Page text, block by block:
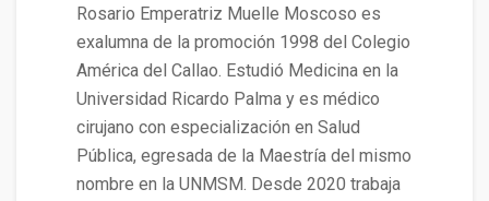
Rosario Emperatriz Muelle Moscoso es
exalumna de la promoción 1998 del Colegio
América del Callao. Estudió Medicina en la
Universidad Ricardo Palma y es médico
cirujano con especialización en Salud
Pública, egresada de la Maestría del mismo
nombre en la UNMSM. Desde 2020 trabaja